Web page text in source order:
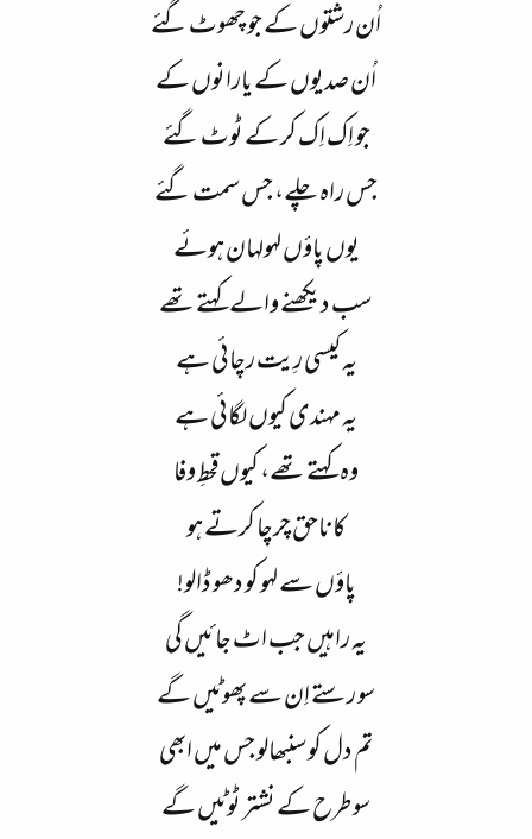
اُن رشتوں کے جو چھوٹ گئے
اُن صدیوں کے یارانوں کے
جو اِک اِک کر کے ٹوٹ گئے
جس راہ چلے، جس سمت گئے
یوں پاؤں لہولہان ہوئے
سب دیکھنے والے کہتے تھے
یہ کیسی رِیت رچائی ہے
یہ مہندی کیوں لگائی ہے
وہ کہتے تھے، کیوں قحطِ وفا
کا ناحق چرچا کرتے ہو
پاؤں سے لہو کو دھو ڈالو!
یہ راہیں جب اٹ جائیں گی
سو رستے اِن سے پھوٹیں گے
تم دل کو سنبھالو جس میں ابھی
سو طرح کے نشتر ٹوٹیں گے